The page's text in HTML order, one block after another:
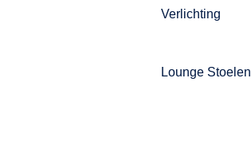
Verlichting
Lounge Stoelen